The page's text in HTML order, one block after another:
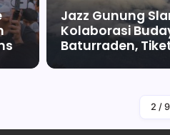
Jazz Gunung
Kolaborasi
Baturraden,
By Falah Malaika Az
2 / 9